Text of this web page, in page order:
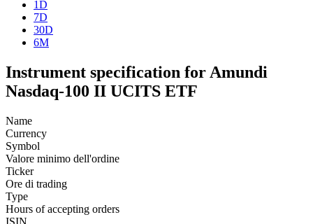
1D
7D
30D
6M
Instrument specification for Amundi
Nasdaq-100 II UCITS ETF
Name
Currency
Symbol
Valore minimo dell'ordine
Ticker
Ore di trading
Type
Hours of accepting orders
ISIN